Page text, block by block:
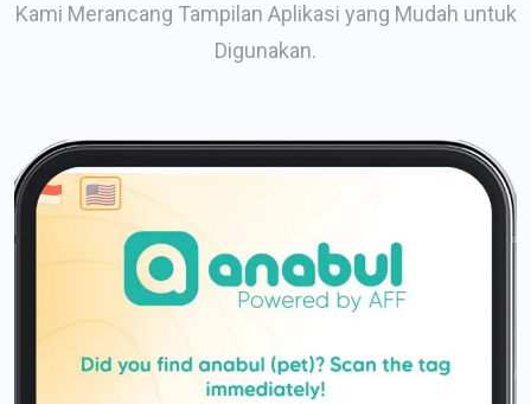
Kami Merancang Tampilan Aplikasi yang Mudah untuk
Digunakan.